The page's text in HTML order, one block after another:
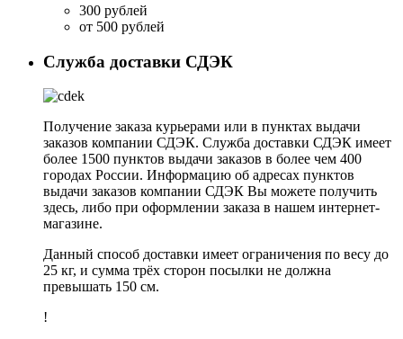
300 рублей
от 500 рублей
Служба доставки СДЭК
Получение заказа курьерами или в пунктах выдачи
заказов компании СДЭК. Служба доставки СДЭК имеет
более 1500 пунктов выдачи заказов в более чем 400
городах России. Информацию об адресах пунктов
выдачи заказов компании СДЭК Вы можете получить
здесь, либо при оформлении заказа в нашем интернет-
магазине.
Данный способ доставки имеет ограничения по весу до
25 кг, и сумма трёх сторон посылки не должна
превышать 150 см.
!